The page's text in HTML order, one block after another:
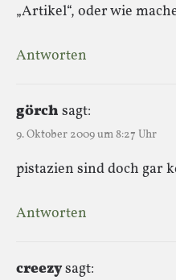
„Artikel“, oder wie
Antworten
görch sagt:
9. Oktober 2009 um 8:27 Uhr
pistazien sind doch gar
Antworten
creezysagt: